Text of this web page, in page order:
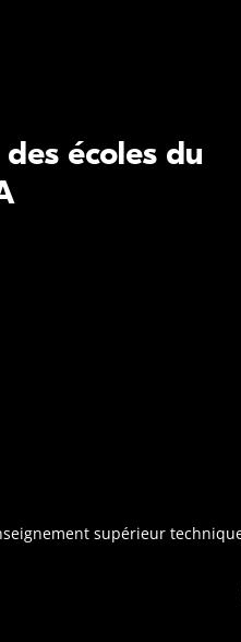
écoles du
supérieur